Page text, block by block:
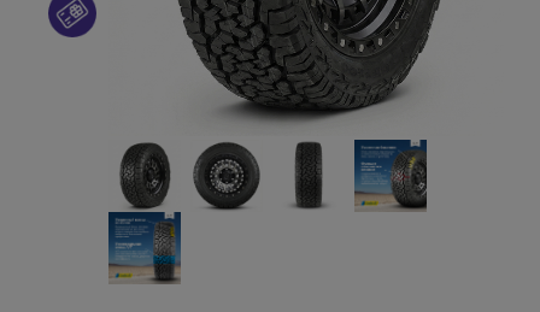
Кокшетау
Кызылорда
Петропавловск